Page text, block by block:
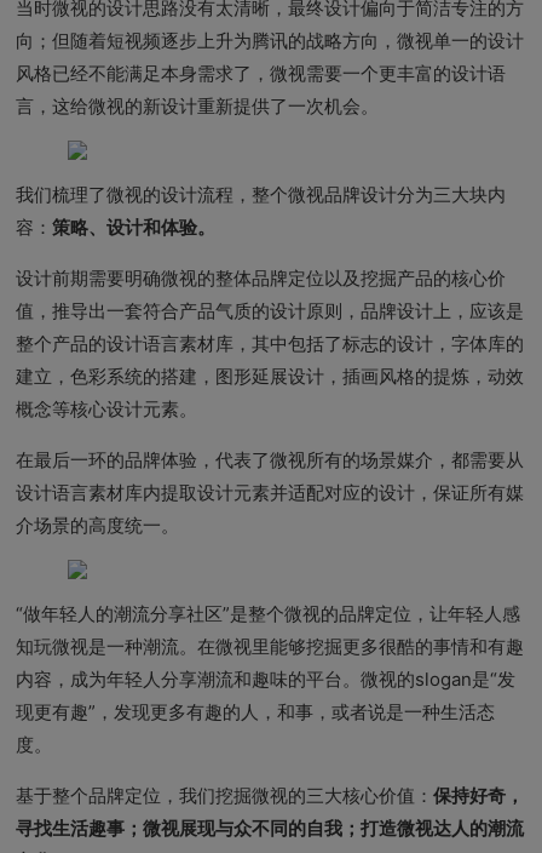
当时微视的设计思路没有太清晰，最终设计偏向于简洁专注的方
向；但随着短视频逐步上升为腾讯的战略方向，微视单一的设计
风格已经不能满足本身需求了，微视需要一个更丰富的设计语
言，这给微视的新设计重新提供了一次机会。
我们梳理了微视的设计流程，整个微视品牌设计分为三大块内
容：策略、设计和体验。
设计前期需要明确微视的整体品牌定位以及挖掘产品的核心价
值，推导出一套符合产品气质的设计原则，品牌设计上，应该是
整个产品的设计语言素材库，其中包括了标志的设计，字体库的
建立，色彩系统的搭建，图形延展设计，插画风格的提炼，动效
概念等核心设计元素。
在最后一环的品牌体验，代表了微视所有的场景媒介，都需要从
设计语言素材库内提取设计元素并适配对应的设计，保证所有媒
介场景的高度统一。
“做年轻人的潮流分享社区”是整个微视的品牌定位，让年轻人感
知玩微视是一种潮流。在微视里能够挖掘更多很酷的事情和有趣
内容，成为年轻人分享潮流和趣味的平台。微视的slogan是“发
现更有趣”，发现更多有趣的人，和事，或者说是一种生活态
度。
基于整个品牌定位，我们挖掘微视的三大核心价值：保持好奇，
寻找生活趣事；微视展现与众不同的自我；打造微视达人的潮流